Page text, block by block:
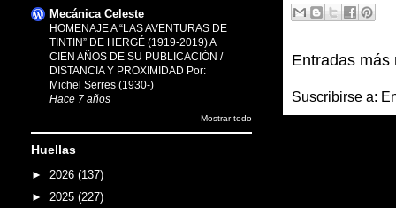
Entradas más
Suscribirse a:
Mecánica Celeste
HOMENAJE A “LAS AVENTURAS DE
TINTIN” DE HERGÉ (1919-2019) A
CIEN AÑOS DE SU PUBLICACIÓN /
DISTANCIA Y PROXIMIDAD Por:
Michel Serres (1930-)
Hace 7 años
Mostrar todo
Huellas
► 2026 (137)
► 2025 (227)